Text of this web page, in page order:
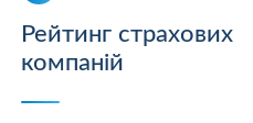
Рейтинг страхових
компаній